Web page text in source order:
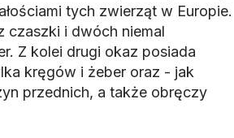
tych zwierząt w Europie.
czaszki i dwóch niemal
Z kolei drugi okaz posiada
kręgów i żeber oraz - jak
przednich, a także obręczy